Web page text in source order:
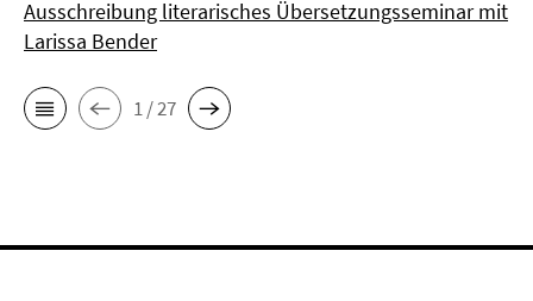
Ausschreibung literarisches Übersetzungsseminar mit
Larissa Bender
1 / 27